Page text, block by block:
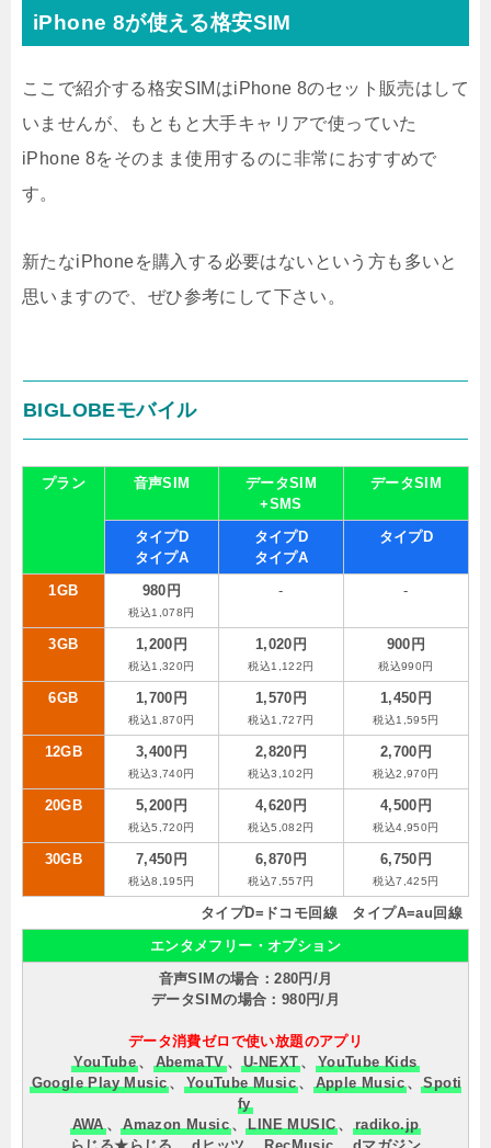
iPhone 8が使える格安SIM
ここで紹介する格安SIMはiPhone 8のセット販売はして
いませんが、もともと大手キャリアで使っていた
iPhone 8をそのまま使用するのに非常におすすめで
す。
新たなiPhoneを購入する必要はないという方も多いと
思いますので、ぜひ参考にして下さい。
BIGLOBEモバイル
プラン 音声SIM
データSIM
+SMS
データSIM
タイプD
タイプA
タイプD
タイプA
タイプD
1GB 980円
税込1,078円
- -
3GB 1,200円
税込1,320円
1,020円
税込1,122円
900円
税込990円
6GB 1,700円
税込1,870円
1,570円
税込1,727円
1,450円
税込1,595円
12GB 3,400円
税込3,740円
2,820円
税込3,102円
2,700円
税込2,970円
20GB 5,200円
税込5,720円
4,620円
税込5,082円
4,500円
税込4,950円
30GB 7,450円
税込8,195円
6,870円
税込7,557円
6,750円
税込7,425円
タイプD=ドコモ回線 タイプA=au回線
エンタメフリー・オプション
音声SIMの場合：280円/月
データSIMの場合：980円/月
データ消費ゼロで使い放題のアプリ
YouTube 、 AbemaTV 、 U-NEXT 、
YouTube Kids
Google Play Music 、 YouTube Music 、 Apple Music 、
Spoti
fy
AWA 、 Amazon Music 、 LINE MUSIC 、
radiko.jp